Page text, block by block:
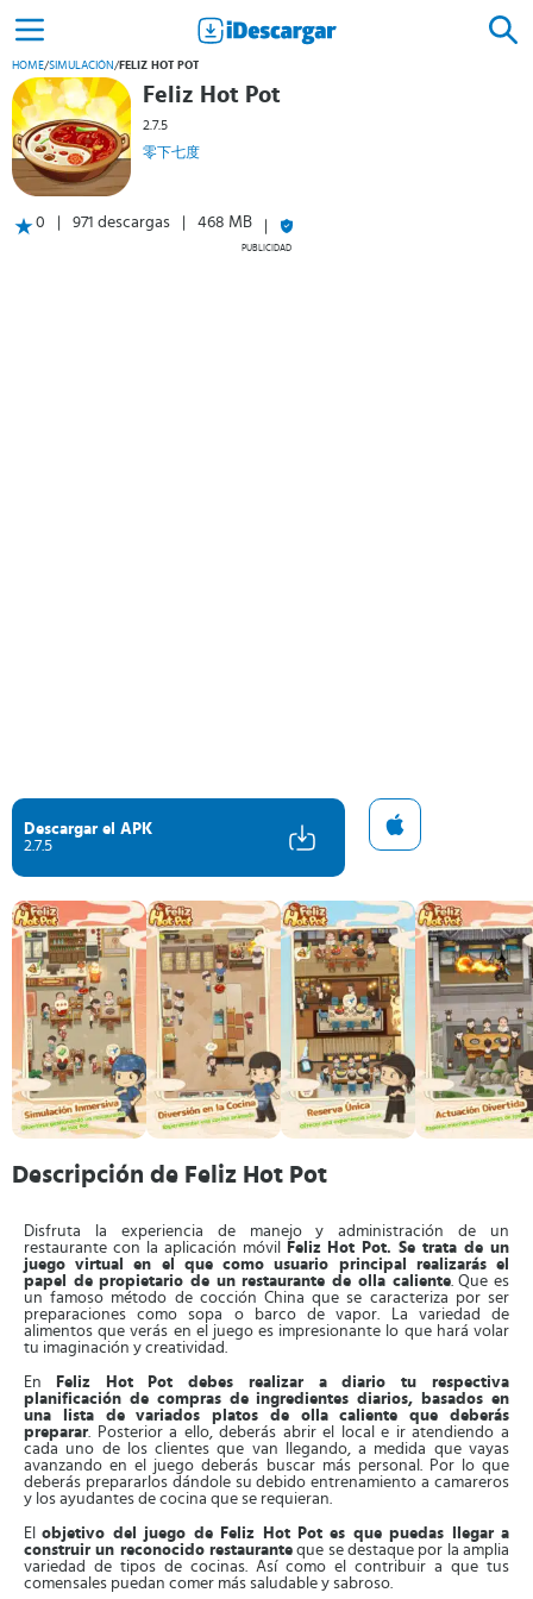
HOME/SIMULACIÓN/ FELIZ HOT POT
Feliz Hot Pot
2.7.5
零下七度
0 971 descargas 468 MB
PUBLICIDAD
Descargar el APK
2.7.5
Descripción de Feliz Hot Pot
Disfruta la experiencia de manejo y administración de un
restaurante con la aplicación móvil
Feliz Hot Pot. Se trata de un
juego virtual en el que como usuario principal realizarás el
papel de propietario de un restaurante de olla caliente. Que es
un famoso método de cocción China que se caracteriza por ser
preparaciones como sopa o barco de vapor. La variedad de
alimentos que verás en el juego es impresionante lo que hará volar
tu imaginación y creatividad.
En
Feliz Hot Pot debes realizar a diario tu respectiva
planificación de compras de ingredientes diarios, basados en
una lista de variados platos de olla caliente que deberás
preparar. Posterior a ello, deberás abrir el local e ir atendiendo a
cada uno de los clientes que van llegando, a medida que vayas
avanzando en el juego deberás buscar más personal. Por lo que
deberás prepararlos dándole su debido entrenamiento a camareros
y los ayudantes de cocina que se requieran.
Elobjetivo del juego de Feliz Hot Pot es que puedas llegar a
construir un reconocido restaurante que se destaque por la amplia
variedad de tipos de cocinas. Así como el contribuir a que tus
comensales puedan comer más saludable y sabroso.